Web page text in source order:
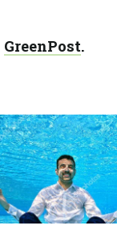
GreenPost.